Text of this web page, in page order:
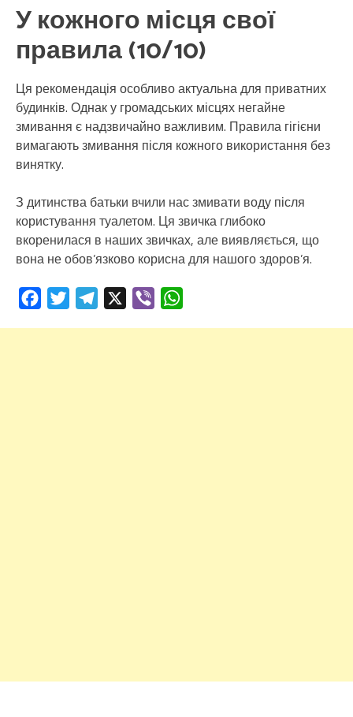
У кожного місця свої
правила (10/10)
Ця рекомендація особливо актуальна для приватних
будинків. Однак у громадських місцях негайне
змивання є надзвичайно важливим. Правила гігієни
вимагають змивання після кожного використання без
винятку.
З дитинства батьки вчили нас змивати воду після
користування туалетом. Ця звичка глибоко
вкоренилася в наших звичках, але виявляється, що
вона не обов’язково корисна для нашого здоров’я.
FacebookTwitterTelegram Viber